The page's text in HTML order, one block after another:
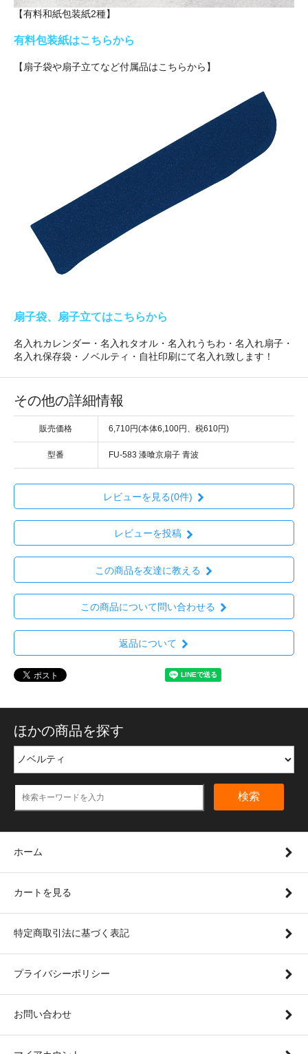
【有料和紙包装紙2種】
有料包装紙はこちらから
【扇子袋や扇子立てなど付属品はこちらから】
扇子袋、扇子立てはこちらから
名入れカレンダー・名入れタオル・名入れうちわ・名入れ扇子・
名入れ保存袋・ノベルティ・自社印刷にて名入れ致します！
その他の詳細情報
販売価格 6,710円(本体6,100円、税610円)
型番 FU-583 漆喰京扇子 青波
レビューを見る(0件)
レビューを投稿
この商品を友達に教える
この商品について問い合わせる
返品について
ほかの商品を探す
検索
ホーム
カートを見る
特定商取引法に基づく表記
プライバシーポリシー
お問い合わせ